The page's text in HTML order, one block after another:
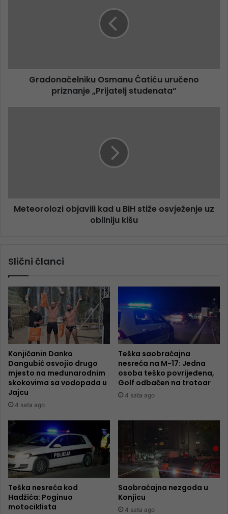
Gradonačelniku Osmanu Ćatiću uručeno
priznanje „Prijatelj studenata“
Meteorolozi objavili kad u BiH stiže osvježenje uz
obilniju kišu
Slični članci
Konjičanin Danko
Dangubić osvojio drugo
mjesto na međunarodnim
skokovima sa vodopada u
Jajcu
4 sata ago
Teška saobraćajna
nesreća na M-17: Jedna
osoba teško povrijeđena,
Golf odbačen na trotoar
4 sata ago
Teška nesreća kod
Hadžića: Poginuo
motociklista
Saobraćajna nezgoda u
Konjicu
4 sata ago